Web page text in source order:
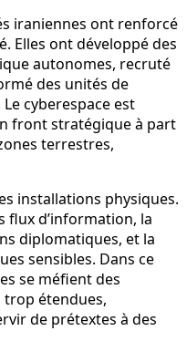
iraniennes ont renforcé
Elles ont développé des
autonomes, recruté
des unités de
cyberespace est
front stratégique à part
terrestres,
installations physiques.
flux d’information, la
diplomatiques, et la
sensibles. Dans ce
se méfient des
étendues,
de prétextes à des